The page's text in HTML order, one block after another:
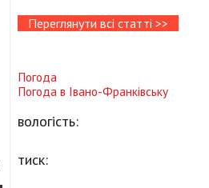
Переглянути всі статті >>
Погода
Погода в Івано-Франківську
вологість:
тиск: